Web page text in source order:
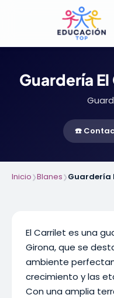
Guardería
☎️
Inicio❯Blanes❯Guardería
El Carrilet es una
Girona, que se
ambiente
crecimiento y las
Con una amplia